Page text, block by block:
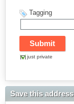
Tagging
just private
Save this address